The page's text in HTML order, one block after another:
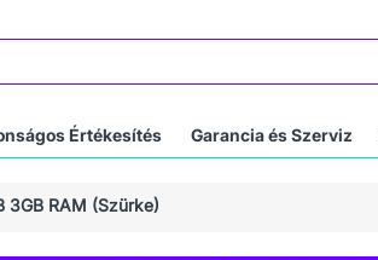
Értékesítés Garancia és Szerviz
3GB RAM (Szürke)